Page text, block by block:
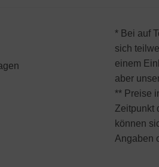
* Bei auf
sich
einem
aber
** Preise
Zeitpunkt
können
Angaben